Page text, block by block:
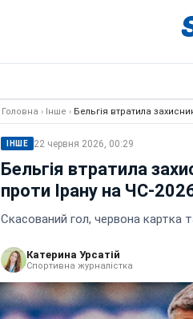
Головна › Інше › Бельгія втратила
ІНШЕ 22 червня 2026, 00:29
Бельгія втратила
проти Ірану на ЧС-
Скасований гол, червона картка
Катерина Урсатій
Спортивна журналістка